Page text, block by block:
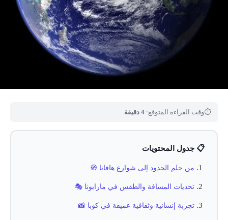
⏱وقت القراءة المتوقع: 4 دقيقة
📋 جدول المحتويات
من حلم الحدود إلى شوارع هافانا 🧭
تحديات المسافة والطقس في مارابونا 🎭
تجربة إنسانية وثقافية عميقة في كوبا 📸